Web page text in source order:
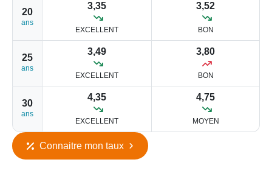
20
ans
3,35
EXCELLENT
3,52
BON
25
ans
3,49
EXCELLENT
3,80
BON
30
ans
4,35
EXCELLENT
4,75
MOYEN
Connaitre mon taux